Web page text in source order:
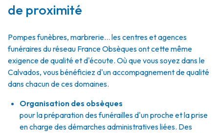
de proximité
Pompes funèbres, marbrerie… les centres et agences
funéraires du réseau France Obsèques ont cette même
exigence de qualité et d'écoute. Où que vous soyez dans le
Calvados, vous bénéficiez d'un accompagnement de qualité
dans chacun de ces domaines.
Organisation des obsèques
pour la préparation des funérailles d'un proche et la prise
en charge des démarches administratives liées. Des